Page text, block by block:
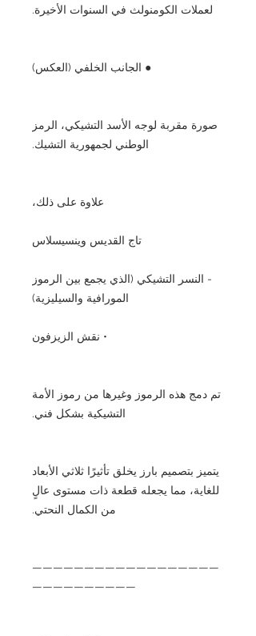
لعملات الكومنولث في السنوات الأخيرة.
● الجانب الخلفي (العكس)
صورة مقربة لوجه الأسد التشيكي، الرمز
الوطني لجمهورية التشيك.
علاوة على ذلك،
تاج القديس وينسيسلاس
- النسر التشيكي (الذي يجمع بين الرموز
المورافية والسيليزية)
• نقش الزيزفون
تم دمج هذه الرموز وغيرها من رموز الأمة
التشيكية بشكل فني.
يتميز بتصميم بارز يخلق تأثيرًا ثلاثي الأبعاد
للغاية، مما يجعله قطعة ذات مستوى عالٍ
من الكمال النحتي.
——————————————————
——————————